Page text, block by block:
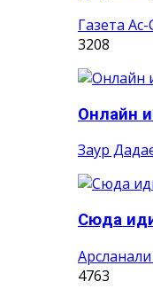
Газета
3208
Онлайн
Заур
Сюда
4763